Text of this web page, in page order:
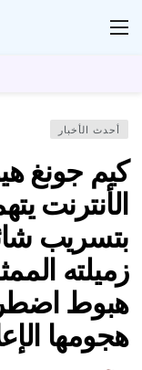
أحدث الأخبار
كيم جونغ
الأنترنت
بتسريب
زميلته
هبوط
هجومها